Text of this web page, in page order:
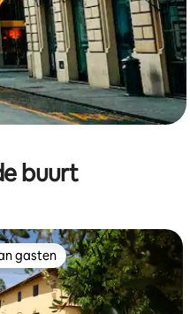
buurt
gasten
gasten